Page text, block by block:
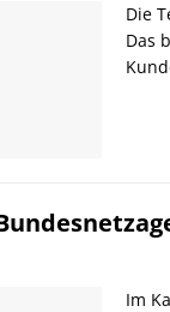
Die
Das
Im